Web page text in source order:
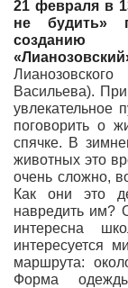
21 февраля в
не будить»
созданию
Васильева).
увлекательное
поговорить о
спячке. В
животных это
очень сложно,
Как они это
навредить им?
интересна
интересуется
маршрута:
Форма